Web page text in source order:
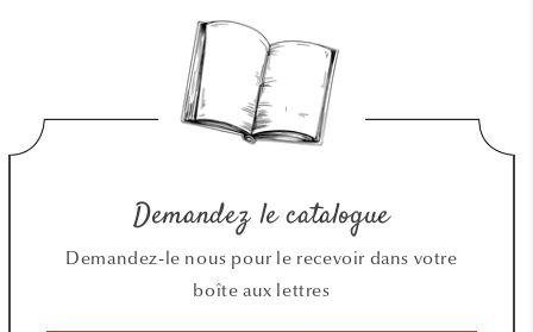
Demandez le catalogue
Demandez-le nous pour le recevoir dans votre
boîte aux lettres